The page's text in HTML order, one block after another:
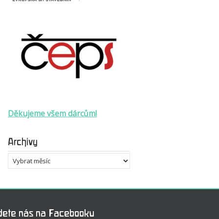
Děkujeme všem dárcům!
Archivy
Archivy
nás na Facebooku